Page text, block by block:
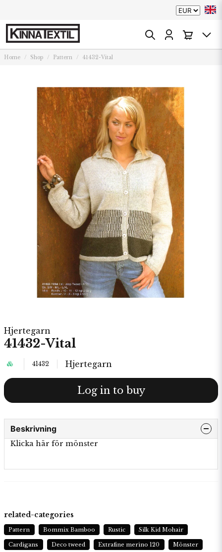
Home Shop Pattern 41432-Vital
Hjertegarn
41432-Vital
41432 Hjertegarn
Log in to buy
Beskrivning
Klicka här för mönster
related-categories
Pattern Bommix Bamboo Rustic Silk Kid Mohair
Cardigans Deco tweed Extrafine merino 120 Mönster